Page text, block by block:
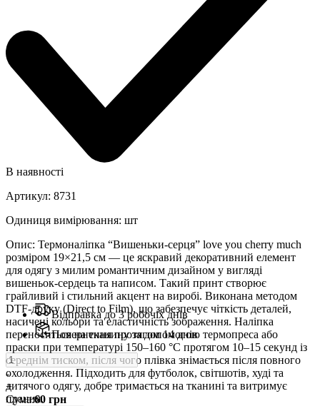
В наявності
Артикул: 8731
Одиниця вимірювання: шт
Опис: Термоналіпка “Вишеньки-серця” love you cherry much
розміром 19×21,5 см — це яскравий декоративний елемент
для одягу з милим романтичним дизайном у вигляді
вишеньок-сердець та написом. Такий принт створює
грайливий і стильний акцент на виробі. Виконана методом
DTF-друку (Direct to Film), що забезпечує чіткість деталей,
насичені кольори та еластичність зображення. Наліпка
переноситься на тканину за допомогою термопреса або
праски при температурі 150–160 °C протягом 10–15 секунд із
середнім тиском, після чого плівка знімається після повного
охолодження. Підходить для футболок, світшотів, худі та
дитячого одягу, добре тримається на тканині та витримує
прання.
Відправка до 3 робочіх днів
Повернення протягом 14 днів
-
+
Сума:60 грн